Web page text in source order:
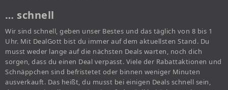
… schnell
Wir sind schnell, geben unser Bestes und das täglich von 8 bis 1
Uhr. Mit DealGott bist du immer auf dem aktuellsten Stand. Du
musst weder lange auf die nächsten Deals warten, noch dich
sorgen, dass du einen Deal verpasst. Viele der Rabattaktionen und
Schnäppchen sind befristetet oder binnen weniger Minuten
ausverkauft. Das heißt, du musst bei einigen Deals schnell sein,